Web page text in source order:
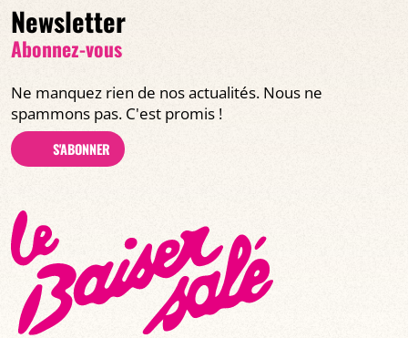
Newsletter
Abonnez-vous
Ne manquez rien de nos actualités. Nous ne
spammons pas. C'est promis !
S'ABONNER